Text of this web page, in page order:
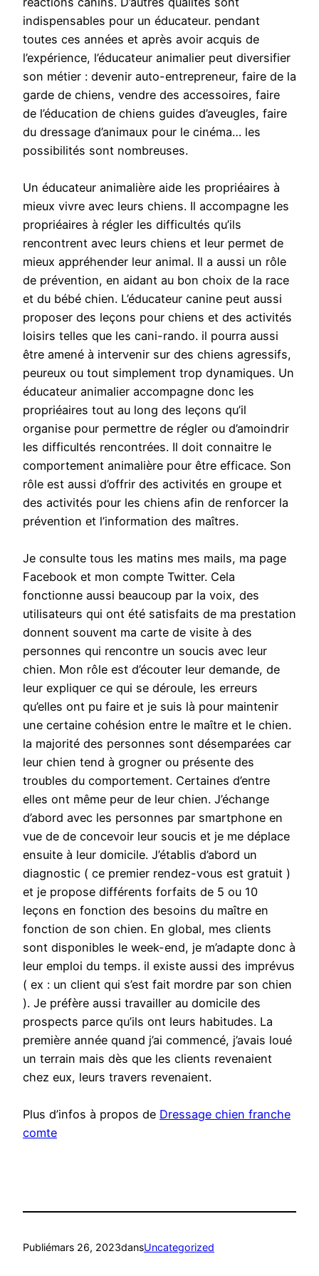
indispensables pour un éducateur. pendant
toutes ces années et après avoir acquis de
l’expérience, l’éducateur animalier peut diversifier
son métier : devenir auto-entrepreneur, faire de la
garde de chiens, vendre des accessoires, faire
de l’éducation de chiens guides d’aveugles, faire
du dressage d’animaux pour le cinéma… les
possibilités sont nombreuses.
Un éducateur animalière aide les propriéaires à
mieux vivre avec leurs chiens. Il accompagne les
propriéaires à régler les difficultés qu’ils
rencontrent avec leurs chiens et leur permet de
mieux appréhender leur animal. Il a aussi un rôle
de prévention, en aidant au bon choix de la race
et du bébé chien. L’éducateur canine peut aussi
proposer des leçons pour chiens et des activités
loisirs telles que les cani-rando. il pourra aussi
être amené à intervenir sur des chiens agressifs,
peureux ou tout simplement trop dynamiques. Un
éducateur animalier accompagne donc les
propriéaires tout au long des leçons qu’il
organise pour permettre de régler ou d’amoindrir
les difficultés rencontrées. Il doit connaitre le
comportement animalière pour être efficace. Son
rôle est aussi d’offrir des activités en groupe et
des activités pour les chiens afin de renforcer la
prévention et l’information des maîtres.
Je consulte tous les matins mes mails, ma page
Facebook et mon compte Twitter. Cela
fonctionne aussi beaucoup par la voix, des
utilisateurs qui ont été satisfaits de ma prestation
donnent souvent ma carte de visite à des
personnes qui rencontre un soucis avec leur
chien. Mon rôle est d’écouter leur demande, de
leur expliquer ce qui se déroule, les erreurs
qu’elles ont pu faire et je suis là pour maintenir
une certaine cohésion entre le maître et le chien.
la majorité des personnes sont désemparées car
leur chien tend à grogner ou présente des
troubles du comportement. Certaines d’entre
elles ont même peur de leur chien. J’échange
d’abord avec les personnes par smartphone en
vue de de concevoir leur soucis et je me déplace
ensuite à leur domicile. J’établis d’abord un
diagnostic ( ce premier rendez-vous est gratuit )
et je propose différents forfaits de 5 ou 10
leçons en fonction des besoins du maître en
fonction de son chien. En global, mes clients
sont disponibles le week-end, je m’adapte donc à
leur emploi du temps. il existe aussi des imprévus
( ex : un client qui s’est fait mordre par son chien
). Je préfère aussi travailler au domicile des
prospects parce qu’ils ont leurs habitudes. La
première année quand j’ai commencé, j’avais loué
un terrain mais dès que les clients revenaient
chez eux, leurs travers revenaient.
Plus d’infos à propos de Dressage chien franche
comte
Publiémars 26, 2023dansUncategorized